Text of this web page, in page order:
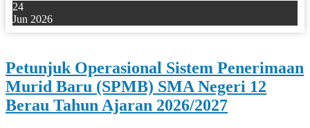
24
Jun 2026
Petunjuk Operasional Sistem Penerimaan
Murid Baru (SPMB) SMA Negeri 12
Berau Tahun Ajaran 2026/2027